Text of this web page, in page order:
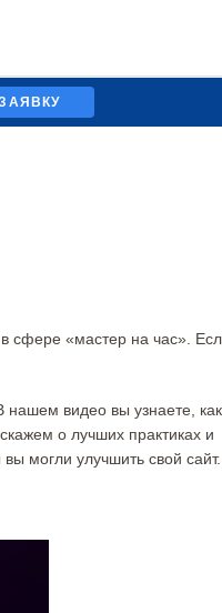
сфере «мастер на час».
нашем видео вы узнаете, как
о лучших практиках и
могли улучшить свой сайт.